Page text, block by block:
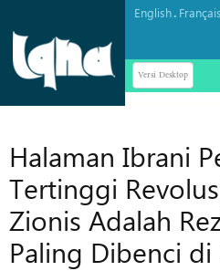
English. Français
Versi Desktop
Halaman Ibrani
Tertinggi
Zionis Adalah
Paling Dibenci di